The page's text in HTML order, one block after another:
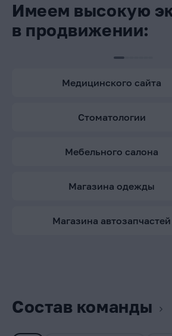
Имеем высокую
в продвижении:
медицинского сайта
стоматологии
мебельного салона
магазина одежды
магазина автозапчастей
Состав команды